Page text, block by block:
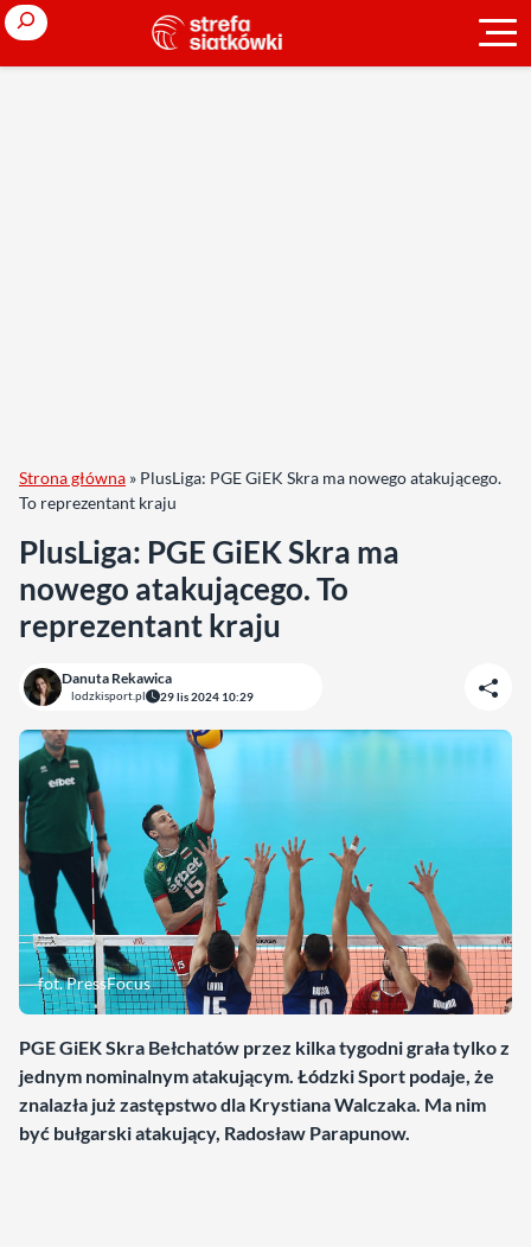
Search
Strona główna » PlusLiga: PGE GiEK Skra ma nowego atakującego.
To reprezentant kraju
PlusLiga: PGE GiEK Skra ma
nowego atakującego. To
reprezentant kraju
Danuta Rekawica
lodzkisport.pl 29 lis 2024 10:29
fot. PressFocus
PGE GiEK Skra Bełchatów przez kilka tygodni grała tylko z
jednym nominalnym atakującym. Łódzki Sport podaje, że
znalazła już zastępstwo dla Krystiana Walczaka. Ma nim
być bułgarski atakujący, Radosław Parapunow.